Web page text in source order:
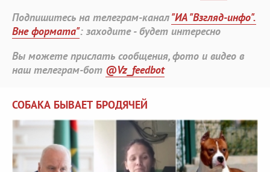
Подпишитесь на телеграм-канал"ИА "Взгляд-инфо".
Вне формата": заходите - будет интересно
Вы можете прислать сообщения, фото и видео в
наш телеграм-бот @Vz_feedbot
СОБАКА БЫВАЕТ БРОДЯЧЕЙ